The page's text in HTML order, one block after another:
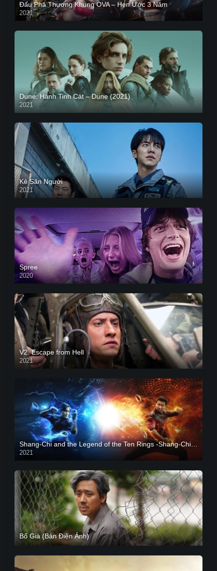
Đấu Phá Thương Khung OVA – Hẹn Ước 3 Năm
2021
Dune: Hành Tinh Cát – Dune (2021)
2021
HD VIETSUB
Kẻ Săn Người
2021
Spree
2020
V2. Escape from Hell
2021
2021
CAM
Bố Già (Bản Điện Ảnh)